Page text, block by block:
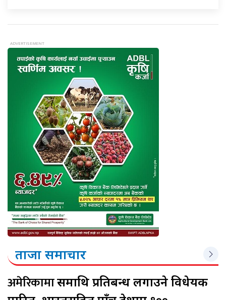
ताजा समाचार
अमेरिकामारूसमाथि प्रतिबन्ध लगाउने विधेयक